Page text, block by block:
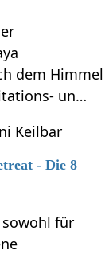
dem Himmel
un…
Keilbar
- Die 8
für